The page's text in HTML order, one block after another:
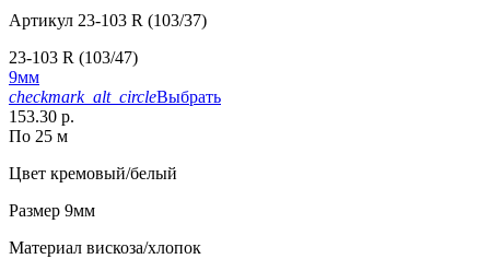
Артикул 23-103 R (103/37)
23-103 R (103/47)
9мм
checkmark_alt_circleВыбрать
153.30 р.
По 25 м
Цвет кремовый/белый
Размер 9мм
Материал вискоза/хлопок